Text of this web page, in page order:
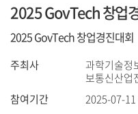
2025 GovTech 창업
2025 GovTech 창업경진대회
주최사
과학기술정
보통신산업
참여기간
2025-07-